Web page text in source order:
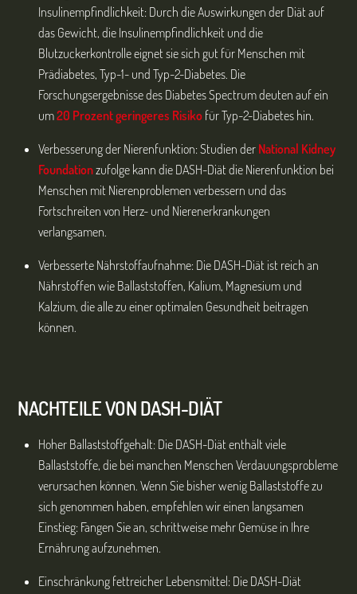
Insulinempfindlichkeit: Durch die Auswirkungen der Diät auf
das Gewicht, die Insulinempfindlichkeit und die
Blutzuckerkontrolle eignet sie sich gut für Menschen mit
Prädiabetes, Typ-1- und Typ-2-Diabetes. Die
Forschungsergebnisse des Diabetes Spectrum deuten auf ein
um20 Prozent geringeres Risiko für Typ-2-Diabetes hin.
Verbesserung der Nierenfunktion: Studien der National Kidney
Foundationzufolge kann die DASH-Diät die Nierenfunktion bei
Menschen mit Nierenproblemen verbessern und das
Fortschreiten von Herz- und Nierenerkrankungen
verlangsamen.
Verbesserte Nährstoffaufnahme: Die DASH-Diät ist reich an
Nährstoffen wie Ballaststoffen, Kalium, Magnesium und
Kalzium, die alle zu einer optimalen Gesundheit beitragen
können.
NACHTEILE VON DASH-DIÄT
Hoher Ballaststoffgehalt: Die DASH-Diät enthält viele
Ballaststoffe, die bei manchen Menschen Verdauungsprobleme
verursachen können. Wenn Sie bisher wenig Ballaststoffe zu
sich genommen haben, empfehlen wir einen langsamen
Einstieg: Fangen Sie an, schrittweise mehr Gemüse in Ihre
Ernährung aufzunehmen.
Einschränkung fettreicher Lebensmittel: Die DASH-Diät